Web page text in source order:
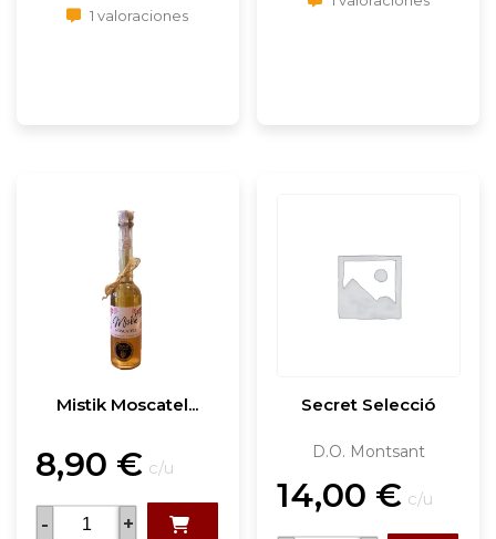
1 valoraciones
Mistik Moscatel...
8,90 € c/u
- +
Secret Selecció
D.O. Montsant
14,00 € c/u